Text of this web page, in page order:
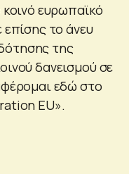
ευρωπαϊκό
επίσης το άνευ
της
δανεισμού σε
εδώ στο
EU».